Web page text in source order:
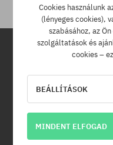
Cookies használunk
(lényeges cookies),
szabásához, az
szolgáltatások és
cookies –
BEÁLLÍTÁSOK
MINDENT ELFOGAD